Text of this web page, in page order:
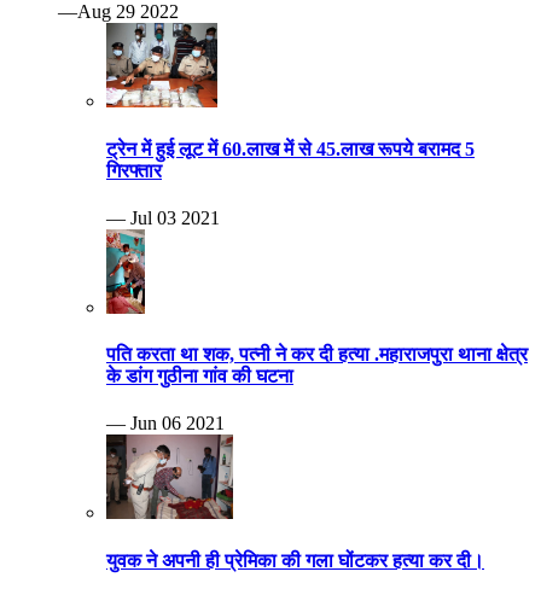
—Aug 29 2022
ट्रेन में हुई लूट में 60.लाख में से 45.लाख रूपये बरामद 5
गिरफ्तार
— Jul 03 2021
पति करता था शक, पत्नी ने कर दी हत्या .महाराजपुरा थाना क्षेत्र
के डांग गुठीना गांव की घटना
— Jun 06 2021
युवक ने अपनी ही प्रेमिका की गला घोंटकर हत्या कर दी।